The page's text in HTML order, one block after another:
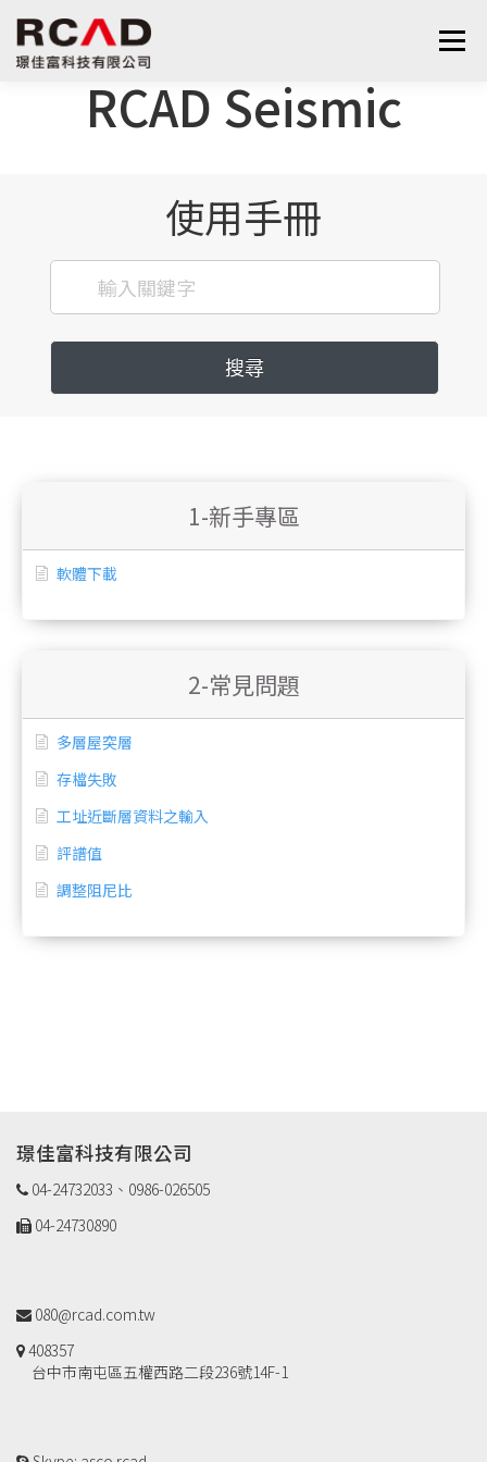
跳
至
主
選單
最新消息 軟體產品 算量服務 下載
關於我們 聯絡我們
RCAD Seismic
使用手冊
搜尋
1-新手專區
軟體下載
2-常見問題
多層屋突層
存檔失敗
工址近斷層資料之輸入
評譜值
調整阻尼比
璟佳富科技有限公司
04-24732033、0986-026505
04-24730890
080@rcad.com.tw
408357
台中市南屯區五權西路二段236號14F-1